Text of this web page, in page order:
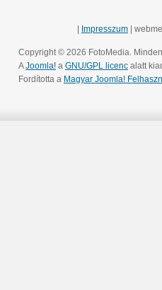
Impresszum |
Copyright © 2026 FotoMedia.
AJoomla! a GNU/GPL licenc alatt
Fordította a Magyar Joomla!